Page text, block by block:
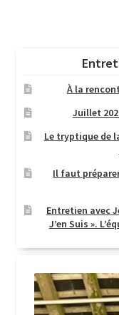
À la
Juillet
Le tryptique de
Il faut
Entretien avec
J’en Suis ».